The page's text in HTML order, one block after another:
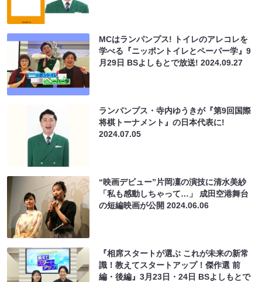
MCはランパンプス! トイレのアレコレを
学べる『ニッポントイレとペーパー学』9
月29日 BSよしもとで放送!2024.09.27
ランパンプス・寺内ゆうきが『第9回国際
将棋トーナメント』の日本代表に!
2024.07.05
“映画デビュー”片岡凜の演技に清水美紗
「私も感動しちゃって…」 成田空港舞台
の短編映画が公開2024.06.06
『相席スタートが選ぶ これが未来の新常
識！教えてスタートアップ！傑作選 前
編・後編』3月23日・24日 BSよしもとで